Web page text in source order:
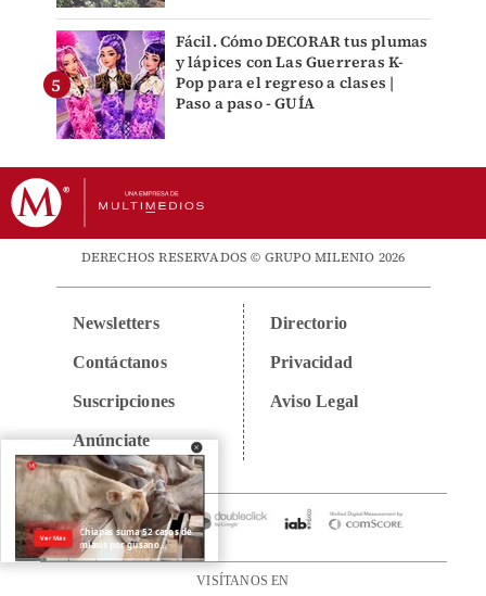
Fácil. Cómo DECORAR tus plumas
y lápices con Las Guerreras K-
Pop para el regreso a clases |
Paso a paso - GUÍA
DERECHOS RESERVADOS © GRUPO MILENIO 2026
Newsletters
Contáctanos
Suscripciones
Anúnciate
Directorio
Privacidad
Aviso Legal
VISÍTANOS EN